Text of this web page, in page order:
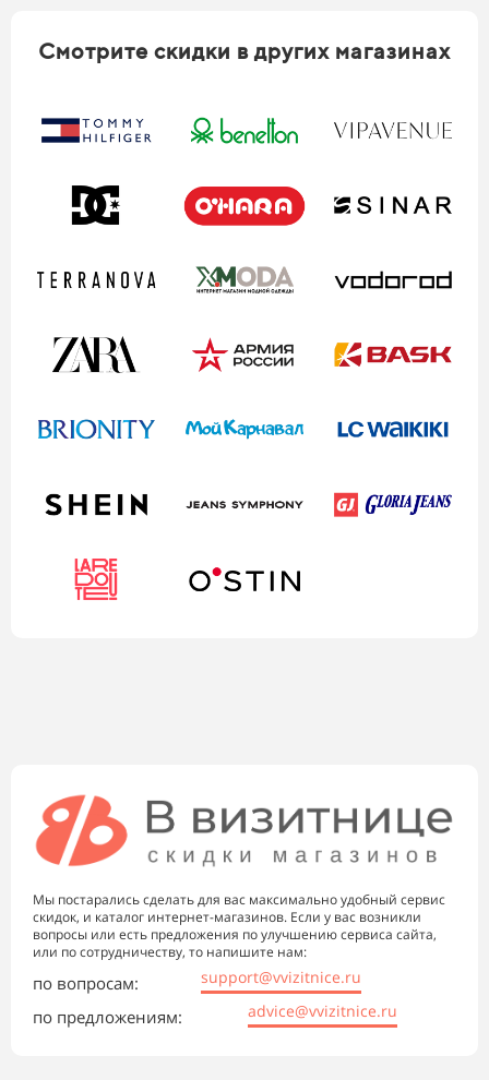
Смотрите скидки в других магазинах
Мы постарались сделать для вас максимально удобный сервис
скидок, и каталог интернет-магазинов. Если у вас возникли
вопросы или есть предложения по улучшению сервиса сайта,
или по сотрудничеству, то напишите нам:
по вопросам: support@vvizitnice.ru
по предложениям: advice@vvizitnice.ru